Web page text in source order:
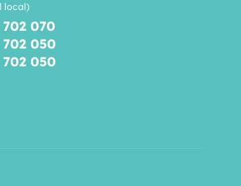
local)
702 070
702 050
702 050